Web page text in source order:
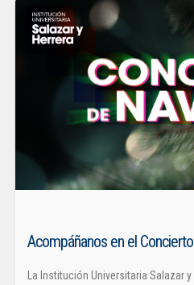
Acompáñanos en el
La Institución Universitaria Salazar